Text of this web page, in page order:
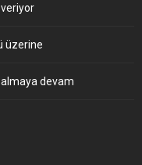
üzerine
almaya devam